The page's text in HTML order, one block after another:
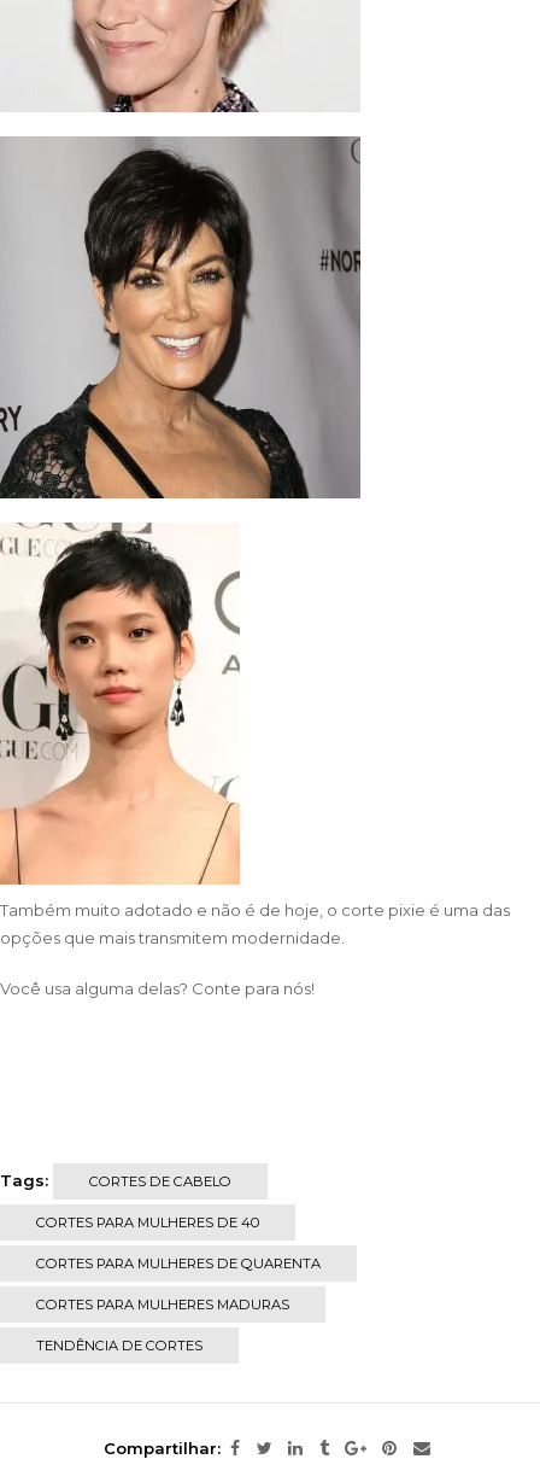
Também muito adotado e não é de hoje, o corte pixie é uma das
opções que mais transmitem modernidade.
Você usa alguma delas? Conte para nós!
Tags: CORTES DE CABELO
CORTES PARA MULHERES DE 40
CORTES PARA MULHERES DE QUARENTA
CORTES PARA MULHERES MADURAS
TENDÊNCIA DE CORTES
Compartilhar: